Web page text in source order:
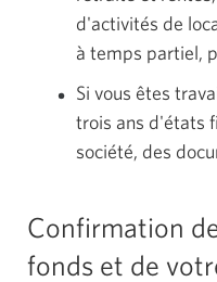
d'activités de
à temps partiel,
Si vous êtes
trois ans d'états
société, des
Confirmation
fonds et de